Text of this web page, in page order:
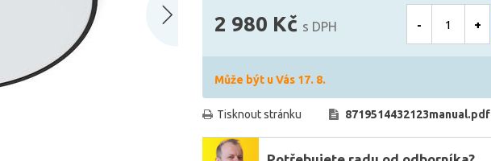
2 980 Kč s DPH - +
Může být u Vás 17. 8.
Tisknout stránku 8719514432123manual.pdf